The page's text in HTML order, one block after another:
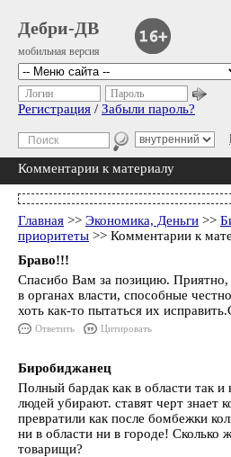
Дебри-ДВ
мобильная версия
Логин Пароль
Регистрация / Забыли пароль?
Комментарии к материалу
Главная >> Экономика, Деньги >>
приоритеты >> Комментарии к
Браво!!!
Спасибо Вам за позицию.
в органах власти, способные
хоть как-то пытаться их
Ответить Цитировать
Биробиджанец
Полный бардак как в области так
людей убирают. ставят черт знает
превратили как после бомбежки
ни в области ни в городе! Сколько
товарищи?